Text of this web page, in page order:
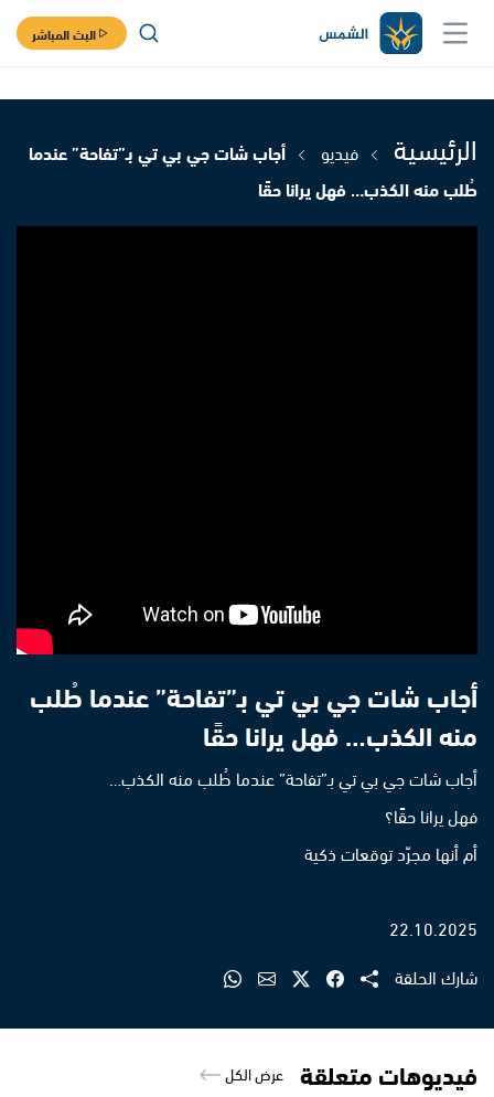
البث المباشر
الرئيسية فيديو
أجاب شات جي بي تي بـ”تفاحة” عندما
طُلب منه الكذب… فهل يرانا حقًا
أجاب شات جي بي تي بـ”تفاحة” عندما طُلب
منه الكذب… فهل يرانا حقًا
أجاب شات جي بي تي بـ”تفاحة” عندما طُلب منه الكذب…
فهل يرانا حقًا؟
أم أنها مجرّد توقعات ذكية
22.10.2025
شارك الحلقة
فيديوهات متعلقة عرض الكل